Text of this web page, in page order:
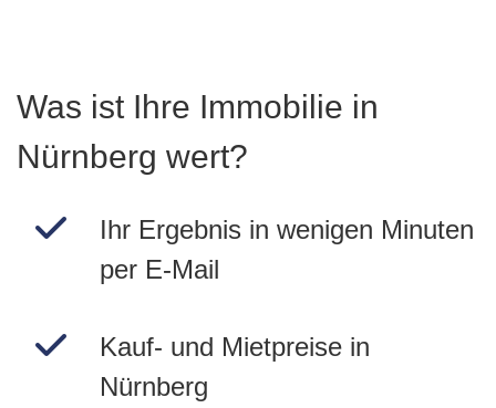
Was ist Ihre Immobilie in
Nürnberg wert?
Ihr Ergebnis in wenigen Minuten
per E-Mail
Kauf- und Mietpreise in
Nürnberg